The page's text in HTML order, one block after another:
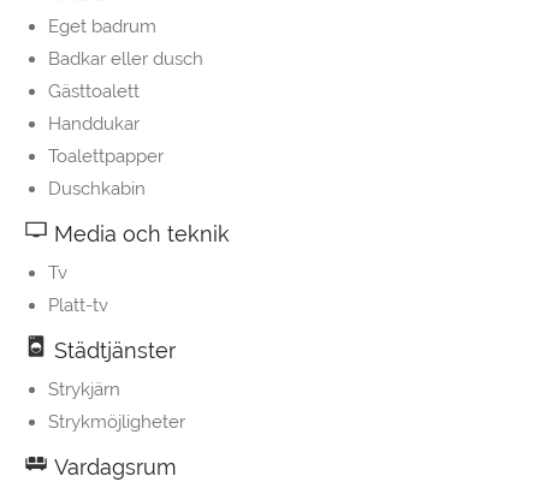
Eget badrum
Badkar eller dusch
Gästtoalett
Handdukar
Toalettpapper
Duschkabin
Media och teknik
Tv
Platt-tv
Städtjänster
Strykjärn
Strykmöjligheter
Vardagsrum